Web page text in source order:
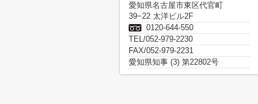
愛知県名古屋市東区代官町
39−22 太洋ビル2F
0120-644-550
TEL/052-979-2230
FAX/052-979-2231
愛知県知事 (3) 第22802号